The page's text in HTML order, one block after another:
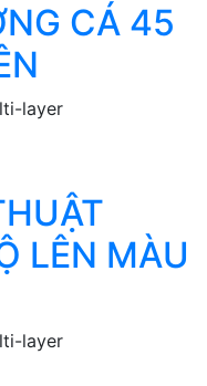
CÁ 45
layer
LÊN MÀU
layer